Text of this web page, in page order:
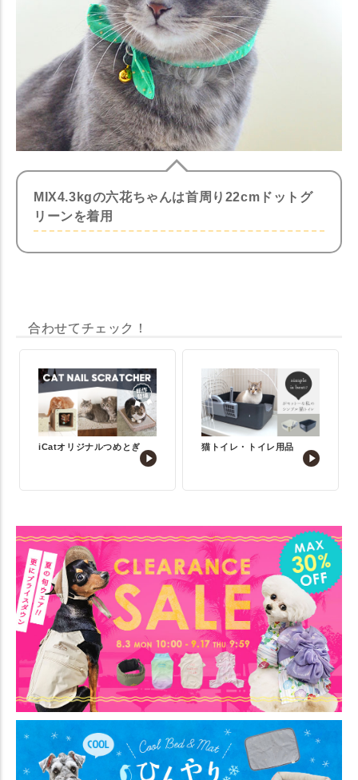
MIX4.3kgの六花ちゃんは首周り22cmドットグ
リーンを着用
合わせてチェック！
iCatオリジナルつめとぎ 猫トイレ・トイレ用品